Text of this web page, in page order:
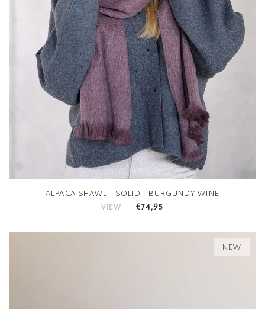
ALPACA SHAWL - SOLID - BURGUNDY WINE
VIEW €74,95
NEW